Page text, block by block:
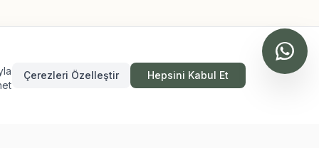
Çerezleri Özelleştir Hepsini Kabul Et